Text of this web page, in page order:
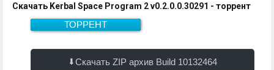
Скачать Kerbal Space Program 2 v0.2.0.0.30291 - торрент
ТОРРЕНТ
16.1 Гб
Скачать
Скачать ZIP архив Build 10132464